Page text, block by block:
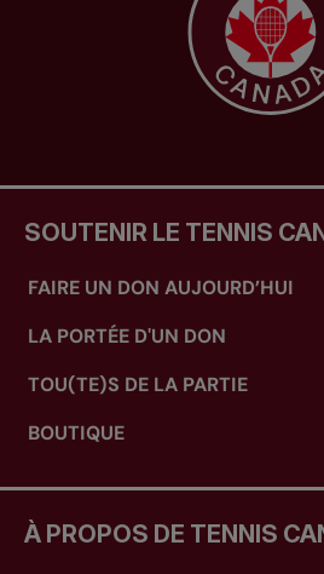
SOUTENIR LE TENNIS
FAIRE UN DON AUJOURD’HUI
LA PORTÉE D'UN DON
TOU(TE)S DE LA PARTIE
BOUTIQUE
À PROPOS DE TENNIS